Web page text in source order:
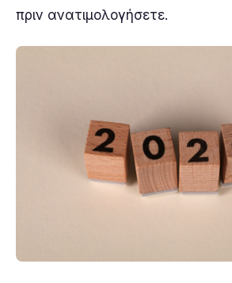
πριν ανατιμολογήσετε.